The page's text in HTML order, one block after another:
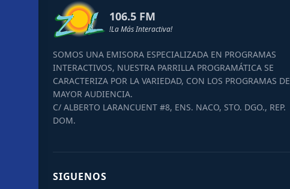
106.5 FM
!La Más Interactiva!
SOMOS UNA EMISORA ESPECIALIZADA EN PROGRAMAS
INTERACTIVOS, NUESTRA PARRILLA PROGRAMÁTICA SE
CARACTERIZA POR LA VARIEDAD, CON LOS PROGRAMAS DE
MAYOR AUDIENCIA.
C/ ALBERTO LARANCUENT #8, ENS. NACO, STO. DGO., REP.
DOM.
SIGUENOS